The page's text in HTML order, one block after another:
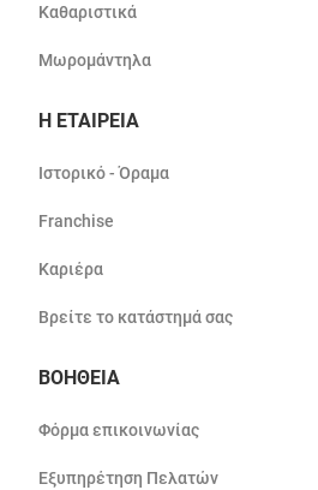
Καθαριστικά
Μωρομάντηλα
Η ΕΤΑΙΡΕΙΑ
Ιστορικό - Όραμα
Franchise
Καριέρα
Βρείτε το κατάστημά σας
ΒΟΗΘΕΙΑ
Φόρμα επικοινωνίας
Εξυπηρέτηση Πελατών